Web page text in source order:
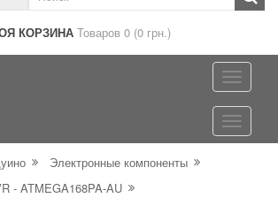
КОРЗИНА Товаров 0 (0 грн.)
Электронные компоненты
- ATMEGA168PA-AU